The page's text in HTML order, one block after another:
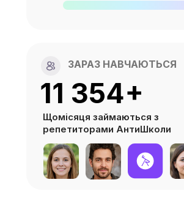
ЗАРАЗ НАВЧАЮТЬСЯ
11 354+
Щомісяця займаються з
репетиторами АнтиШколи